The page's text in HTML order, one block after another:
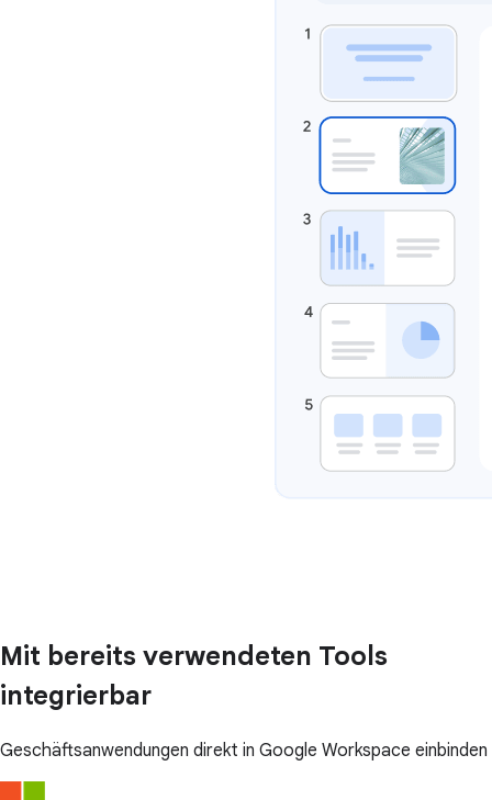
Mit bereits verwendeten Tools
integrierbar
Geschäftsanwendungen direkt in Google Workspace einbinden